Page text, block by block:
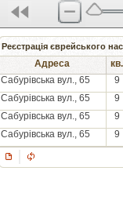
Реєстрація єврейського
Адреса
кв.
Сабурівська вул., 65
9
Сабурівська вул., 65
9
Сабурівська вул., 65
9
Сабурівська вул., 65
9